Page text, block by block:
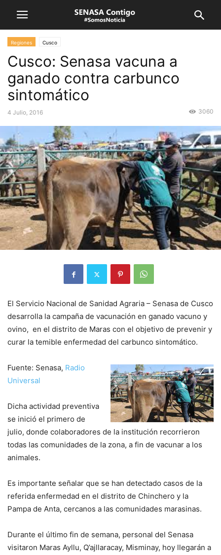
Regiones Cusco
Cusco: Senasa vacuna a
ganado contra carbunco
sintomático
4 Julio, 2016 3060
El Servicio Nacional de Sanidad Agraria – Senasa de Cusco
desarrolla la campaña de vacunación en ganado vacuno y
ovino, en el distrito de Maras con el objetivo de prevenir y
curar la temible enfermedad del carbunco sintomático.
Fuente: Senasa, Radio
Universal
Dicha actividad preventiva
se inició el primero de
julio, donde colaboradores de la institución recorrieron
todas las comunidades de la zona, a fin de vacunar a los
animales.
Es importante señalar que se han detectado casos de la
referida enfermedad en el distrito de Chinchero y la
Pampa de Anta, cercanos a las comunidades marasinas.
Durante el último fin de semana, personal del Senasa
visitaron Maras Ayllu, Q’ajllaracay, Misminay, hoy llegarán a